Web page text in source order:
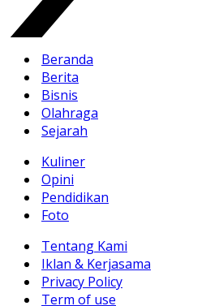
Beranda
Berita
Bisnis
Olahraga
Sejarah
Kuliner
Opini
Pendidikan
Foto
Tentang Kami
Iklan & Kerjasama
Privacy Policy
Term of use